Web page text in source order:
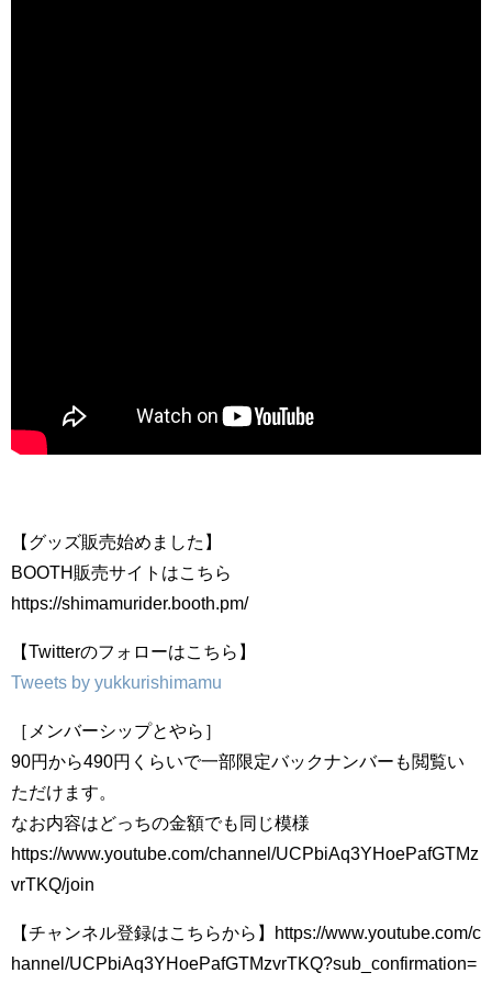
【グッズ販売始めました】
BOOTH販売サイトはこちら
https://shimamurider.booth.pm/
【Twitterのフォローはこちら】
Tweets by yukkurishimamu
［メンバーシップとやら］
90円から490円くらいで一部限定バックナンバーも閲覧い
ただけます。
なお内容はどっちの金額でも同じ模様
https://www.youtube.com/channel/UCPbiAq3YHoePafGTMz
vrTKQ/join
【チャンネル登録はこちらから】https://www.youtube.com/c
hannel/UCPbiAq3YHoePafGTMzvrTKQ?sub_confirmation=